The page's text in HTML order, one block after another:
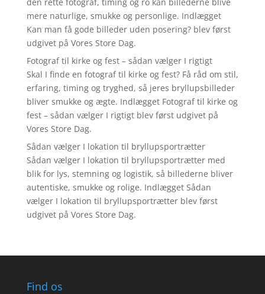
mere naturlige, smukke og personlige. Indlægget
Kan man få gode billeder uden posering? blev først
udgivet på Vores Store Dag.
Fotograf til kirke og fest – sådan vælger I rigtigt
Skal I finde en fotograf til kirke og fest? Få råd om stil,
erfaring, timing og tryghed, så jeres bryllupsbilleder
bliver smukke og ægte. Indlægget Fotograf til kirke og
fest – sådan vælger I rigtigt blev først udgivet på
Vores Store Dag.
Sådan vælger I lokation til bryllupsportrætter
Sådan vælger I lokation til bryllupsportrætter med
blik for lys, stemning og logistik, så billederne bliver
autentiske, smukke og rolige. Indlægget Sådan
vælger I lokation til bryllupsportrætter blev først
udgivet på Vores Store Dag.
Find os